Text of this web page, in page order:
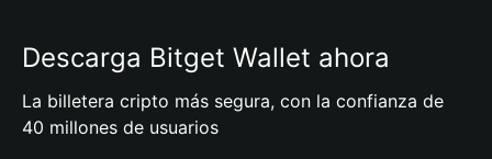
Descarga Bitget Wallet ahora
La billetera cripto más segura, con la confianza de
40 millones de usuarios